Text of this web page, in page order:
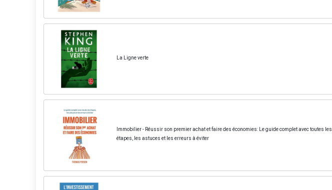
La Ligne verte
Immobilier - Réussir son premier achat et faire des économies: Le guide complet avec toutes les
étapes, les astuces et les erreurs à éviter